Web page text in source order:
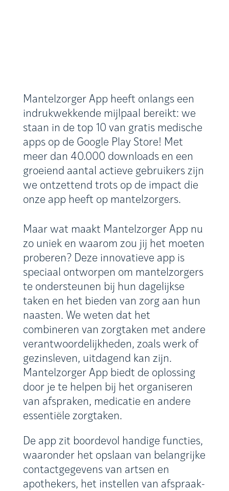
Mantelzorger App heeft onlangs een
indrukwekkende mijlpaal bereikt: we
staan in de top 10 van gratis medische
apps op de Google Play Store! Met
meer dan 40.000 downloads en een
groeiend aantal actieve gebruikers zijn
we ontzettend trots op de impact die
onze app heeft op mantelzorgers.
Maar wat maakt Mantelzorger App nu
zo uniek en waarom zou jij het moeten
proberen? Deze innovatieve app is
speciaal ontworpen om mantelzorgers
te ondersteunen bij hun dagelijkse
taken en het bieden van zorg aan hun
naasten. We weten dat het
combineren van zorgtaken met andere
verantwoordelijkheden, zoals werk of
gezinsleven, uitdagend kan zijn.
Mantelzorger App biedt de oplossing
door je te helpen bij het organiseren
van afspraken, medicatie en andere
essentiële zorgtaken.
De app zit boordevol handige functies,
waaronder het opslaan van belangrijke
contactgegevens van artsen en
apothekers, het instellen van afspraak-